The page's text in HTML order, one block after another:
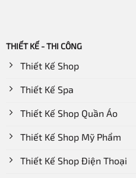
THIẾT KẾ - THI CÔNG
Thiết Kế Shop
Thiết Kế Spa
Thiết Kế Shop Quần Áo
Thiết Kế Shop Mỹ Phẩm
Thiết Kế Shop Điện Thoại